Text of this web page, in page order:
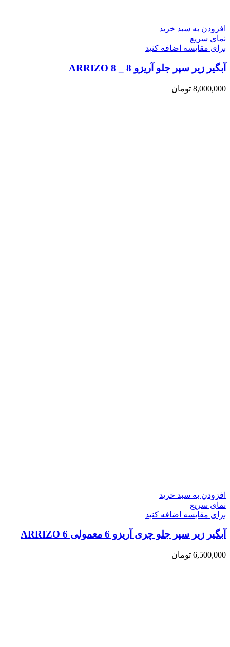
افزودن به سبد خرید
نمای سریع
برای مقایسه اضافه کنید
آبگیر زیر سپر جلو آریزو 8 _ ARRIZO 8
8,000,000 تومان
افزودن به سبد خرید
نمای سریع
برای مقایسه اضافه کنید
آبگیر زیر سپر جلو چری آریزو 6 معمولی ARRIZO 6
6,500,000 تومان